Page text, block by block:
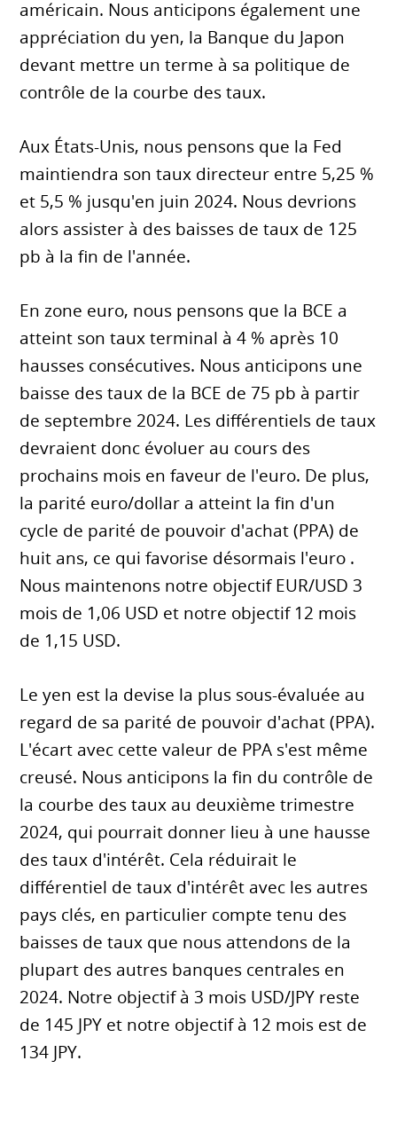
américain. Nous anticipons également une
appréciation du yen, la Banque du Japon
devant mettre un terme à sa politique de
contrôle de la courbe des taux.
Aux États-Unis, nous pensons que la Fed
maintiendra son taux directeur entre 5,25 %
et 5,5 % jusqu'en juin 2024. Nous devrions
alors assister à des baisses de taux de 125
pb à la fin de l'année.
En zone euro, nous pensons que la BCE a
atteint son taux terminal à 4 % après 10
hausses consécutives. Nous anticipons une
baisse des taux de la BCE de 75 pb à partir
de septembre 2024. Les différentiels de taux
devraient donc évoluer au cours des
prochains mois en faveur de l'euro. De plus,
la parité euro/dollar a atteint la fin d'un
cycle de parité de pouvoir d'achat (PPA) de
huit ans, ce qui favorise désormais l'euro .
Nous maintenons notre objectif EUR/USD 3
mois de 1,06 USD et notre objectif 12 mois
de 1,15 USD.
Le yen est la devise la plus sous-évaluée au
regard de sa parité de pouvoir d'achat (PPA).
L'écart avec cette valeur de PPA s'est même
creusé. Nous anticipons la fin du contrôle de
la courbe des taux au deuxième trimestre
2024, qui pourrait donner lieu à une hausse
des taux d'intérêt. Cela réduirait le
différentiel de taux d'intérêt avec les autres
pays clés, en particulier compte tenu des
baisses de taux que nous attendons de la
plupart des autres banques centrales en
2024. Notre objectif à 3 mois USD/JPY reste
de 145 JPY et notre objectif à 12 mois est de
134 JPY.